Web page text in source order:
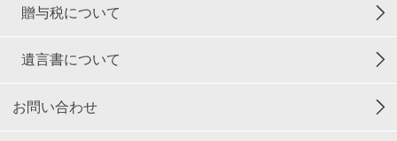
贈与税について
遺言書について
お問い合わせ